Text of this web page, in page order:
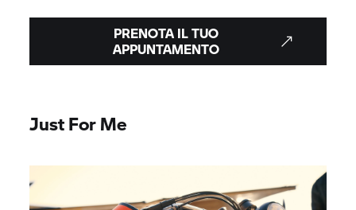
PRENOTA IL TUO
APPUNTAMENTO
Just For Me